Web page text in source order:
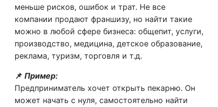
меньше рисков, ошибок и трат. Не все
компании продают франшизу, но найти такие
можно в любой сфере бизнеса: общепит, услуги,
производство, медицина, детское образование,
реклама, туризм, торговля и т.д.
📌 Пример:
Предприниматель хочет открыть пекарню. Он
может начать с нуля, самостоятельно найти